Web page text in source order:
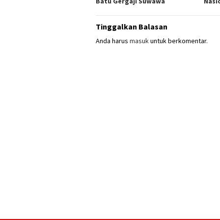
Tinggalkan Balasan
Anda harus masukuntuk berkomentar.